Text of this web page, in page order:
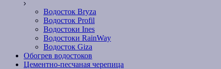
Водосток Bryza
Водосток Profil
Водостоки Ines
Водостоки RainWay
Водосток Giza
Обогрев водостоков
Цементно-песчаная черепица